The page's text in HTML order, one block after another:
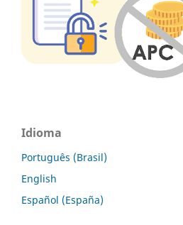
Idioma
Português (Brasil)
English
Español (España)